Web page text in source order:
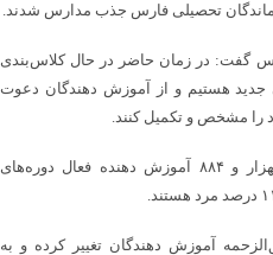
گفت: در زمان حاضر در حال کلاس‌بندی
جدید هستیم و از آموزش دهندگان دعوت
را مشخص و تکمیل کنند.
کامیاب گفت: در زمان حاضر فارس یکهزار و ۸۸۴ آموزش دهنده فعال دوره‌های
آموزش دهندگان تغییر کرده و به